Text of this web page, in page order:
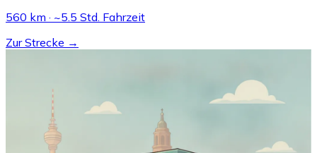
560 km · ~5.5 Std. Fahrzeit
Zur Strecke →